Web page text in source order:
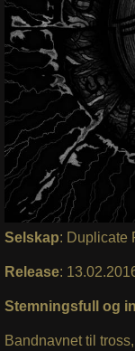
Selskap: Duplicate
Release:
Stemningsfull og
Bandnavnet til